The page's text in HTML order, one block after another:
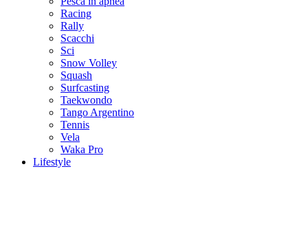
Racing
Rally
Scacchi
Sci
Snow Volley
Squash
Surfcasting
Taekwondo
Tango Argentino
Tennis
Vela
Waka Pro
Lifestyle